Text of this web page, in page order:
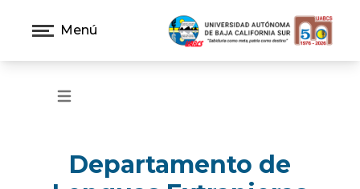
Menú
Open main menu
Departamento de